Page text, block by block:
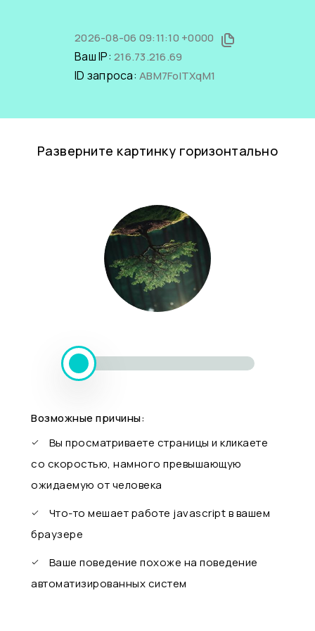
2026-08-06 09:11:10 +0000
Ваш IP: 216.73.216.69
ID запроса: ABM7FoITXqM1
Разверните картинку горизонтально
Возможные причины:
Вы просматриваете страницы и кликаете
со скоростью, намного превышающую
ожидаемую от человека
Что-то мешает работе javascript в вашем
браузере
Ваше поведение похоже на поведение
автоматизированных систем